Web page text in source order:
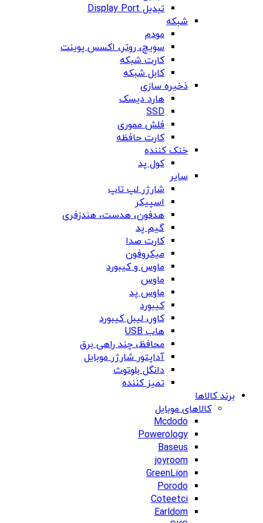
تبدیل Display Port
شبکه
مودم
سویچ، روتر، اکسس پوینت
کارت شبکه
کابل شبکه
ذخیره سازی
هارد دیسک
SSD
فلش مموری
کارت حافظه
خنک کننده
کول پد
سایر
شارژر لپ تاپ
اسپیکر
هدفون، هدست، هندزفری
گیم پد
کارت صدا
میکروفون
ماوس و کیبورد
ماوس
ماوس پد
کیبورد
کاور، لیبل کیبورد
هاب USB
محافظ، چند راهی برق
آداپتور شارژر موبایل
دانگل بلوتوث
تمیز کننده
برند کالاها
کالاهای موبایل
Mcdodo
Powerology
Baseus
joyroom
GreenLion
Porodo
Coteetci
Earldom